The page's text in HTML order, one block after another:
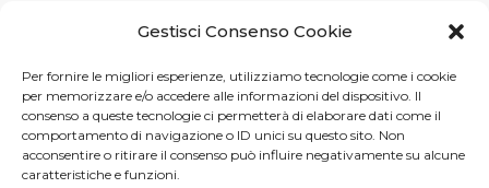
Gestisci Consenso Cookie
Per fornire le migliori esperienze, utilizziamo tecnologie come i cookie
per memorizzare e/o accedere alle informazioni del dispositivo. Il
consenso a queste tecnologie ci permetterà di elaborare dati come il
comportamento di navigazione o ID unici su questo sito. Non
acconsentire o ritirare il consenso può influire negativamente su alcune
caratteristiche e funzioni.
22R – Firenze-Italia
Capitale Sociale Euro 100.000 i.v.-C.F.-P.Iva 05511100488 –
REA 552158 CCIAA Firenze
English Italiano(Italian) Español(Spanish)